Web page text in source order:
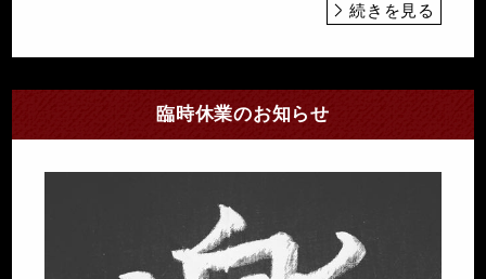
続きを見る
臨時休業のお知らせ